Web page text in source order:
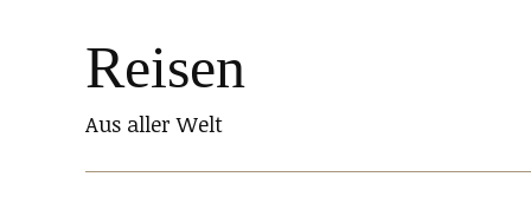
Reisen
Aus aller Welt